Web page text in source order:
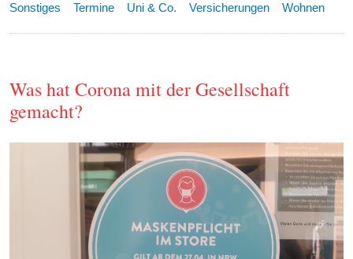
Sonstiges
Termine Uni & Co. Versicherungen Wohnen
Was hat Corona mit der Gesellschaft
gemacht?